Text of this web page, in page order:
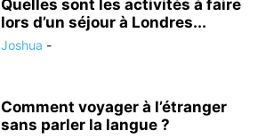
Quelles sont les activités à faire
lors d’un séjour à Londres...
Joshua -
Comment voyager à l’étranger
sans parler la langue ?